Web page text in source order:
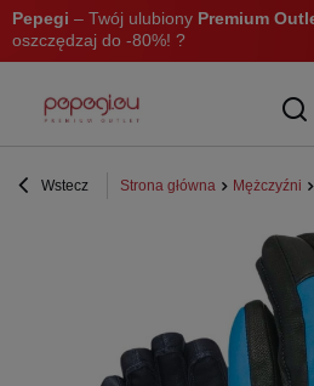
Pepegi – Twój ulubiony Premium
oszczędzaj do -80%! ?
Wstecz Strona główna Mężczyźni